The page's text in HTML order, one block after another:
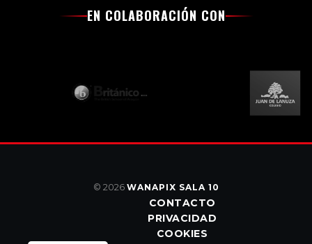
EN COLABORACIÓN CON
© 2026 WANAPIX SALA 10
CONTACTO
PRIVACIDAD
COOKIES